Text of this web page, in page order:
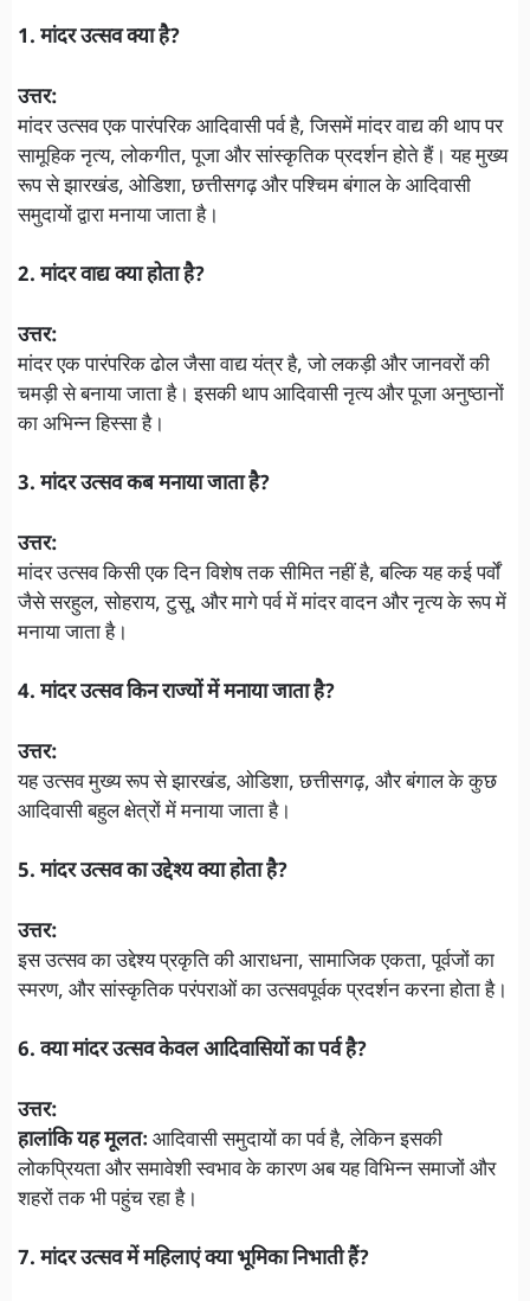
1. मांदर उत्सव क्या है?
उत्तर:
मांदर उत्सव एक पारंपरिक आदिवासी पर्व है, जिसमें मांदर वाद्य की थाप पर
सामूहिक नृत्य, लोकगीत, पूजा और सांस्कृतिक प्रदर्शन होते हैं। यह मुख्य
रूप से झारखंड, ओडिशा, छत्तीसगढ़ और पश्चिम बंगाल के आदिवासी
समुदायों द्वारा मनाया जाता है।
2. मांदर वाद्य क्या होता है?
उत्तर:
मांदर एक पारंपरिक ढोल जैसा वाद्य यंत्र है, जो लकड़ी और जानवरों की
चमड़ी से बनाया जाता है। इसकी थाप आदिवासी नृत्य और पूजा अनुष्ठानों
का अभिन्न हिस्सा है।
3. मांदर उत्सव कब मनाया जाता है?
उत्तर:
मांदर उत्सव किसी एक दिन विशेष तक सीमित नहीं है, बल्कि यह कई पर्वों
जैसे सरहुल, सोहराय, टुसू, और मागे पर्व में मांदर वादन और नृत्य के रूप में
मनाया जाता है।
4. मांदर उत्सव किन राज्यों में मनाया जाता है?
उत्तर:
यह उत्सव मुख्य रूप से झारखंड, ओडिशा, छत्तीसगढ़, और बंगाल के कुछ
आदिवासी बहुल क्षेत्रों में मनाया जाता है।
5. मांदर उत्सव का उद्देश्य क्या होता है?
उत्तर:
इस उत्सव का उद्देश्य प्रकृति की आराधना, सामाजिक एकता, पूर्वजों का
स्मरण, और सांस्कृतिक परंपराओं का उत्सवपूर्वक प्रदर्शन करना होता है।
6. क्या मांदर उत्सव केवल आदिवासियों का पर्व है?
उत्तर:
हालांकि यह मूलतः आदिवासी समुदायों का पर्व है, लेकिन इसकी
लोकप्रियता और समावेशी स्वभाव के कारण अब यह विभिन्न समाजों और
शहरों तक भी पहुंच रहा है।
7. मांदर उत्सव में महिलाएं क्या भूमिका निभाती हैं?